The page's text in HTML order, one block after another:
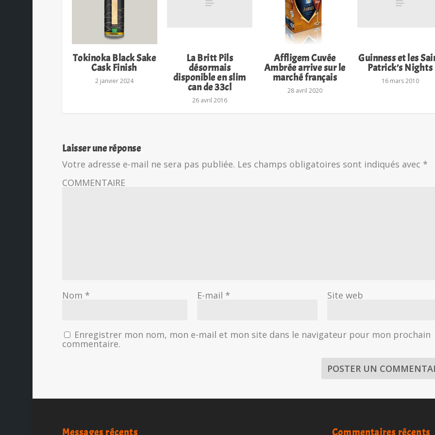
Tokinoka Black Sake
Cask Finish
2 janvier 2024
La Britt Pils
désormais
disponible en slim
can de 33cl
26 avril 2016
Affligem Cuvée
Ambrée arrive sur le
marché français
28 avril 2020
Guinness et les
Patrick’s Nights
16 mars 2010
Laisser une réponse
Votre adresse e-mail ne sera pas publiée. Les champs obligatoires sont indiqués avec *
COMMENTAIRE
Nom * E-mail * Site web
Enregistrer mon nom, mon e-mail et mon site dans le navigateur pour mon prochain
commentaire.
Messages récents Commentaires récents